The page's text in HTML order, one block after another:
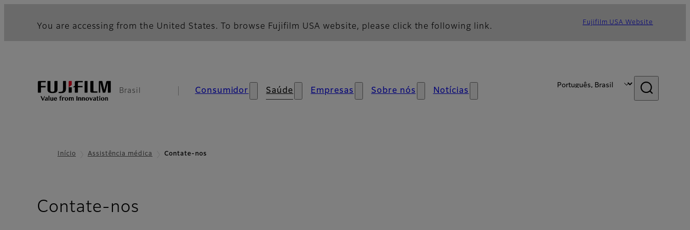
You are accessing from the United States. To browse Fujifilm USA website, please click the following link. Fujifilm USA Website
Brasil Consumidor Saúde Empresas Sobre nós Notícias
Início Assistência médica Contate-nos
Contate-nos